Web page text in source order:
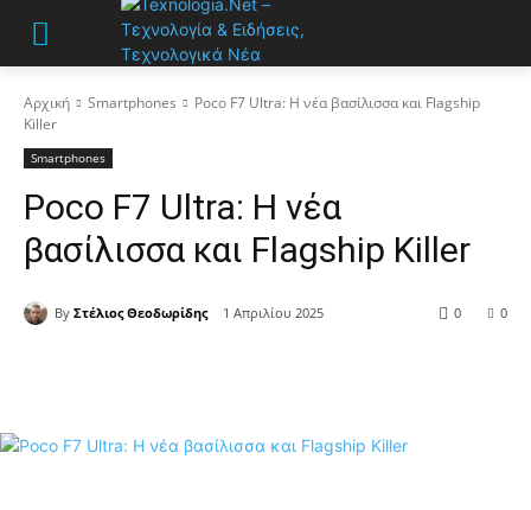
Αρχική Smartphones
Poco F7 Ultra: Η νέα βασίλισσα και Flagship
Killer
Smartphones
Poco F7 Ultra: Η νέα
βασίλισσα και Flagship Killer
By Στέλιος Θεοδωρίδης 1 Απριλίου 2025 0
0